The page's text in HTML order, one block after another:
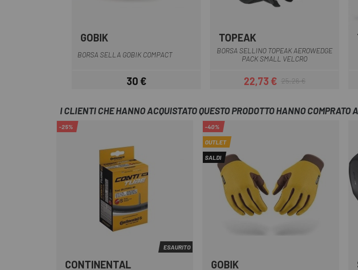
GOBIK
BORSA SELLA GOBIK COMPACT
Prezzo
30 €
TOPEAK
BORSA SELLINO TOPEAK AEROWEDGE
PACK SMALL VELCRO
Prezzo
22,73 €Prezzo base
25,26 €
I CLIENTI CHE HANNO ACQUISTATO QUESTO PRODOTTO HANNO COMPRATO
-25%
ESAURITO
CONTINENTAL
-40%
OUTLET
SALDI
GOBIK